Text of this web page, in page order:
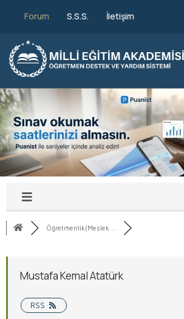
Forum S.S.S. İletişim
Öğretmenlik(Meslek ...
Mustafa Kemal Atatürk
RSS